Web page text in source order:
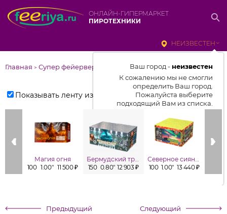
ОНЛАЙН-ГИПЕРМАРКЕТ
ПИРОТЕХНИКИ
НЕИЗВЕСТЕН
Ваш город - неизвестен
К сожалению мы не смогли
определить Ваш город.
Пожалуйста выберите
подходящий Вам из списка.
Выбрать город
От выбранного города зависит
отображаемый ассортимент,
цены, наличие и условия
доставки
Главная > Супер фейерверки
Показывать ленту изделий
Магия огня
100 1.00" 11 500 ₽
Бермудский треугольник
150 0.80" 12 903 ₽
Северное сияние
100 1.00" 13 440 ₽
Предыдущий Следующий